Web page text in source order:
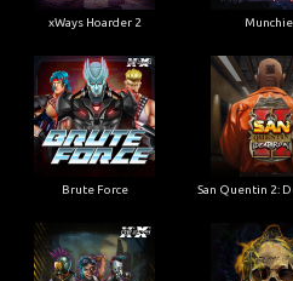
xWays Hoarder 2
Brute Force San Quentin 2: